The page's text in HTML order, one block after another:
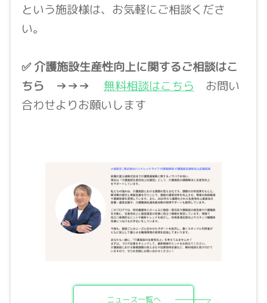
という施設様は、お気軽にご相談くださ
い。
✅ 介護施設生産性向上に関するご相談はこ
ちら
→→→ 無料相談はこちら お問い
合わせよりお願いします
ニュース一覧へ